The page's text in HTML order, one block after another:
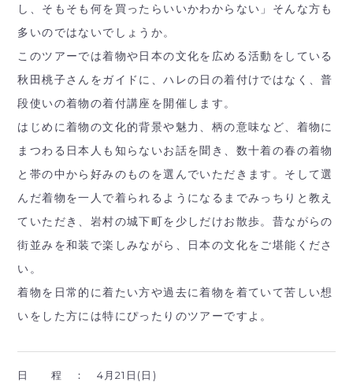
し、そもそも何を買ったらいいかわからない」そんな方も
多いのではないでしょうか。
このツアーでは着物や日本の文化を広める活動をしている
秋田桃子さんをガイドに、ハレの日の着付けではなく、普
段使いの着物の着付講座を開催します。
はじめに着物の文化的背景や魅力、柄の意味など、着物に
まつわる日本人も知らないお話を聞き、数十着の春の着物
と帯の中から好みのものを選んでいただきます。そして選
んだ着物を一人で着られるようになるまでみっちりと教え
ていただき、岩村の城下町を少しだけお散歩。昔ながらの
街並みを和装で楽しみながら、日本の文化をご堪能くださ
い。
着物を日常的に着たい方や過去に着物を着ていて苦しい想
いをした方には特にぴったりのツアーですよ。
日 程 ： 4月21日(日)